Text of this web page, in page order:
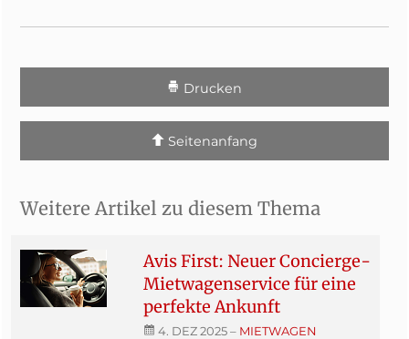
Drucken
Seitenanfang
Weitere Artikel zu diesem Thema
Avis First: Neuer Concierge-
Mietwagenservice für eine
perfekte Ankunft
4. DEZ 2025– MIETWAGEN